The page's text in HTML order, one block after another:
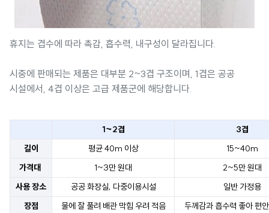
휴지는 겹수에 따라 촉감, 흡수력, 내구성이 달라집니다.
시중에 판매되는 제품은 대부분 2~3겹 구조이며, 1겹은 공공
시설에서, 4겹 이상은 고급 제품군에 해당합니다.
1~2겹
3겹
길이
평균 40m 이상
15~40m
가격대
1~3만 원대
2~5만 원대
사용 장소
공공 화장실, 다중이용시설
일반 가정용
장점
물에 잘 풀려 배관 막힘 우려 적음
두께감과 흡수력 좋아 편